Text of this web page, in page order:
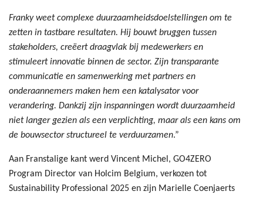
Franky weet complexe duurzaamheidsdoelstellingen om te
zetten in tastbare resultaten. Hij bouwt bruggen tussen
stakeholders, creëert draagvlak bij medewerkers en
stimuleert innovatie binnen de sector. Zijn transparante
communicatie en samenwerking met partners en
onderaannemers maken hem een katalysator voor
verandering. Dankzij zijn inspanningen wordt duurzaamheid
niet langer gezien als een verplichting, maar als een kans om
de bouwsector structureel te verduurzamen.”
Aan Franstalige kant werd Vincent Michel, GO4ZERO
Program Director van Holcim Belgium, verkozen tot
Sustainability Professional 2025 en zijn Marielle Coenjaerts